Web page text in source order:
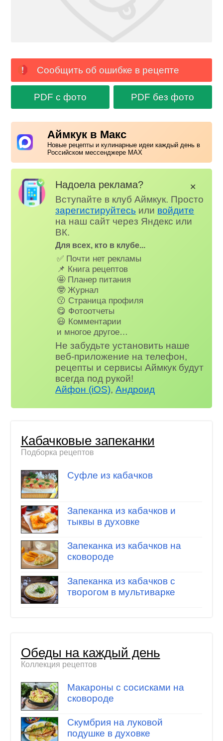
Сообщить об ошибке в рецепте
PDF с фото PDF без фото
Аймкук в Макс
Новые рецепты и кулинарные идеи каждый день в
Российском мессенджере MAX
Надоела реклама?
Вступайте в клуб Аймкук. Просто
зарегистируйтесь или войдите
на наш сайт через Яндекс или
ВК.
Для всех, кто в клубе...
✅ Почти нет рекламы
📌 Книга рецептов
🤩 Планер питания
🤓 Журнал
😗 Страница профиля
😋 Фотоотчеты
😃 Комментарии
и многое другое…
Не забудьте установить наше
веб-приложение на телефон,
рецепты и сервисы Аймкук будут
всегда под рукой!
Айфон (iOS),Андроид
✕
Кабачковые запеканки
Подборка рецептов
Суфле из кабачков
Запеканка из кабачков и
тыквы в духовке
Запеканка из кабачков на
сковороде
Запеканка из кабачков с
творогом в мультиварке
Обеды на каждый день
Коллекция рецептов
Макароны с сосисками на
сковороде
Скумбрия на луковой
подушке в духовке